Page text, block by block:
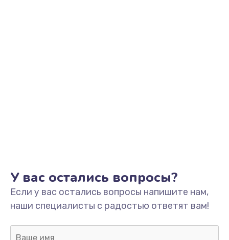
Замена стекла
990 руб.
Заказать
У вас остались вопросы?
Если у вас остались вопросы напишите нам,
наши специалисты с радостью ответят вам!